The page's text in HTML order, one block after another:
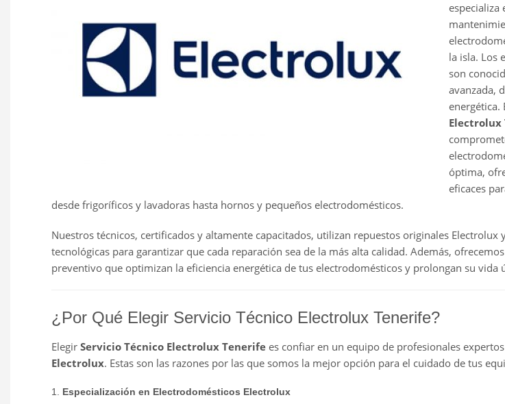
especializa
la isla. Los
son
avanzada,
energética.
Electrolux
óptima,
eficaces
desde frigoríficos y lavadoras hasta hornos y pequeños electrodomésticos.
Nuestros técnicos, certificados y altamente capacitados, utilizan repuestos originales Electrolux
tecnológicas para garantizar que cada reparación sea de la más alta calidad. Además,
preventivo que optimizan la eficiencia energética de tus electrodomésticos y prolongan su vida
¿Por Qué Elegir Servicio Técnico Electrolux Tenerife?
Elegir Servicio Técnico Electrolux Tenerife es confiar en un equipo de profesionales
Electrolux. Estas son las razones por las que somos la mejor opción para el cuidado de tus
1. Especialización en Electrodomésticos Electrolux